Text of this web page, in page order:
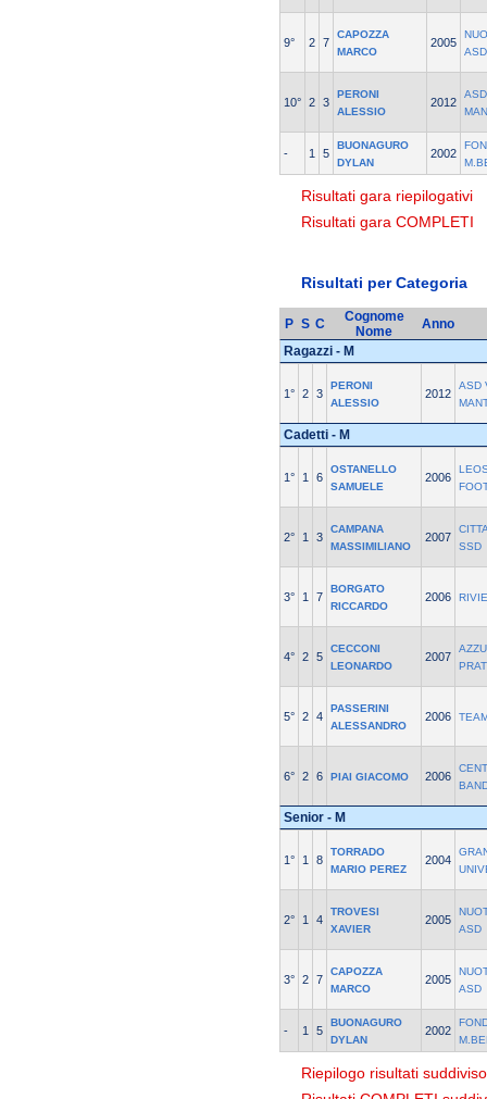
9° 2 7
CAPOZZA
MARCO
2005
ASD
10° 2 3
PERONI
ALESSIO
2012
- 1 5
BUONAGURO
DYLAN
2002
Risultati gara riepilogativi
Risultati gara COMPLETI
Risultati per Categoria
P S C
Cognome
Nome
Anno
Ragazzi - M
1° 2 3
PERONI
ALESSIO
2012
ASD
Cadetti - M
1° 1 6
OSTANELLO
SAMUELE
2006
2° 1 3
CAMPANA
MASSIMILIANO
2007
SSD
3° 1 7
BORGATO
RICCARDO
2006
4° 2 5
CECCONI
LEONARDO
2007
5° 2 4
PASSERINI
ALESSANDRO
2006
6° 2 6 PIAI GIACOMO 2006
Senior - M
1° 1 8
TORRADO
MARIO PEREZ
2004
2° 1 4
TROVESI
XAVIER
2005
ASD
3° 2 7
CAPOZZA
MARCO
2005
ASD
- 1 5
BUONAGURO
DYLAN
2002
Riepilogo risultati